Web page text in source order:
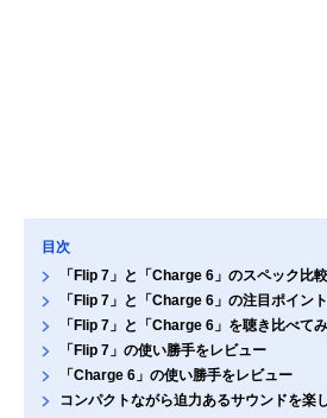
目次
「Flip 7」と「Charge 6」のスペック比較
「Flip 7」と「Charge 6」の注目ポイント
「Flip 7」と「Charge 6」を聴き比べて
「Flip 7」の使い勝手をレビュー
「Charge 6」の使い勝手をレビュー
コンパクトながら迫力あるサウンドを楽